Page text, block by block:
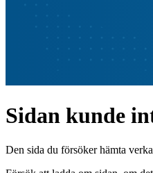
Sidan kunde
Den sida du försöker hämta